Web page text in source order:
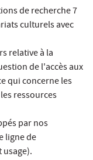
de recherche 7
culturels avec
relative à la
de l'accès aux
qui concerne les
ressources
par nos
ligne de